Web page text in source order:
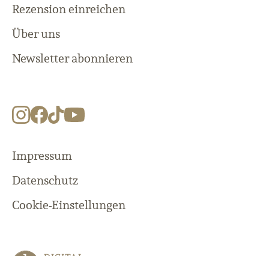
Rezension einreichen
Über uns
Newsletter abonnieren
Impressum
Datenschutz
Cookie-Einstellungen